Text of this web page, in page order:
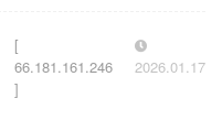
[
66.181.161.246
]
2026.01.17